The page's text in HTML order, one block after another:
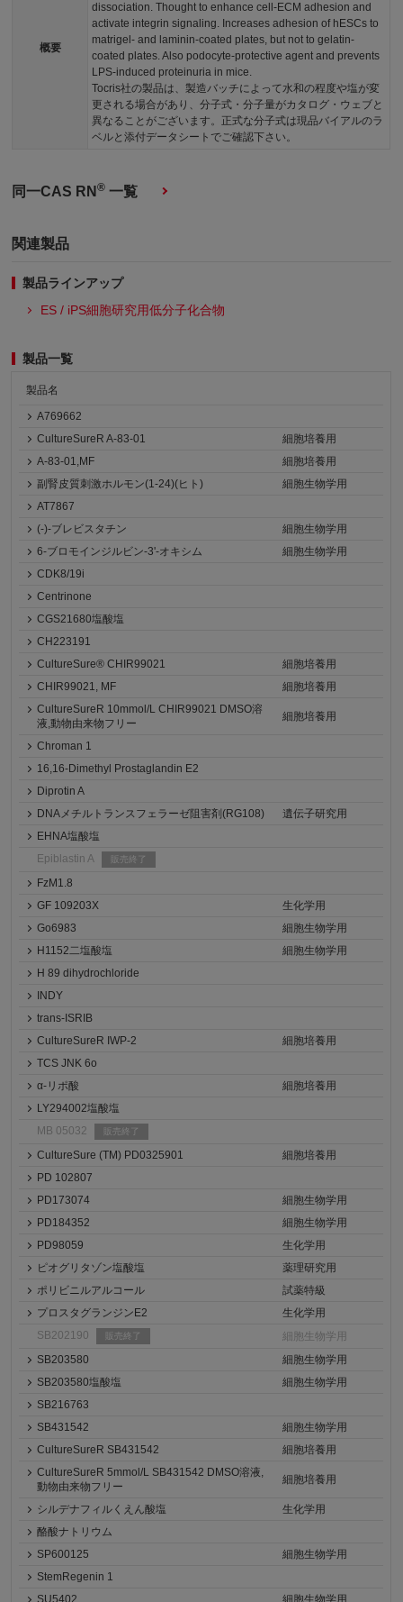
概要
dissociation. Thought to enhance cell-ECM adhesion and
activate integrin signaling. Increases adhesion of hESCs to
matrigel- and laminin-coated plates, but not to gelatin-
coated plates. Also podocyte-protective agent and prevents
LPS-induced proteinuria in mice.
Tocris社の製品は、製造バッチによって水和の程度や塩が変
更される場合があり、分子式・分子量がカタログ・ウェブと
異なることがございます。正式な分子式は現品バイアルのラ
ベルと添付データシートでご確認下さい。
同一CAS RN® 一覧
関連製品
製品ラインアップ
ES / iPS細胞研究用低分子化合物
製品一覧
製品名
A769662
CultureSureR A-83-01
細胞培養用
A-83-01,MF
細胞培養用
副腎皮質刺激ホルモン(1-24)(ヒト)
細胞生物学用
AT7867
(-)-ブレビスタチン
細胞生物学用
6-ブロモインジルビン-3'-オキシム
細胞生物学用
CDK8/19i
Centrinone
CGS21680塩酸塩
CH223191
CultureSure® CHIR99021
細胞培養用
CHIR99021, MF
細胞培養用
CultureSureR 10mmol/L CHIR99021 DMSO溶
液,動物由来物フリー
細胞培養用
Chroman 1
16,16-Dimethyl Prostaglandin E2
Diprotin A
DNAメチルトランスフェラーゼ阻害剤(RG108)
遺伝子研究用
EHNA塩酸塩
Epiblastin A
販売終了
FzM1.8
GF 109203X
生化学用
Go6983
細胞生物学用
H1152二塩酸塩
細胞生物学用
H 89 dihydrochloride
INDY
trans-ISRIB
CultureSureR IWP-2
細胞培養用
TCS JNK 6o
α-リポ酸
細胞培養用
LY294002塩酸塩
MB 05032
販売終了
CultureSure (TM) PD0325901
細胞培養用
PD 102807
PD173074
細胞生物学用
PD184352
細胞生物学用
PD98059
生化学用
ピオグリタゾン塩酸塩
薬理研究用
ポリビニルアルコール
試薬特級
プロスタグランジンE2
生化学用
SB202190
販売終了
細胞生物学用
SB203580
細胞生物学用
SB203580塩酸塩
細胞生物学用
SB216763
SB431542
細胞生物学用
CultureSureR SB431542
細胞培養用
CultureSureR 5mmol/L SB431542 DMSO溶液,
動物由来物フリー
細胞培養用
シルデナフィルくえん酸塩
生化学用
酪酸ナトリウム
SP600125
細胞生物学用
StemRegenin 1
SU5402
細胞生物学用